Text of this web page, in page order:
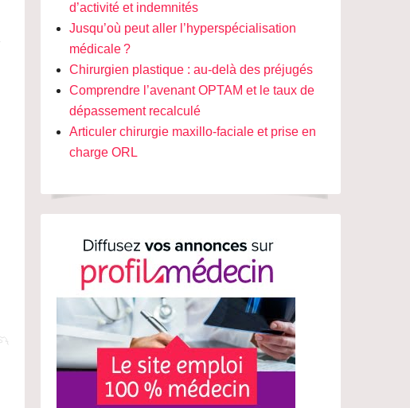
d’activité et indemnités
Jusqu’où peut aller l’hyperspécialisation
médicale ?
Chirurgien plastique : au-delà des préjugés
Comprendre l’avenant OPTAM et le taux de
dépassement recalculé
Articuler chirurgie maxillo-faciale et prise en
charge ORL